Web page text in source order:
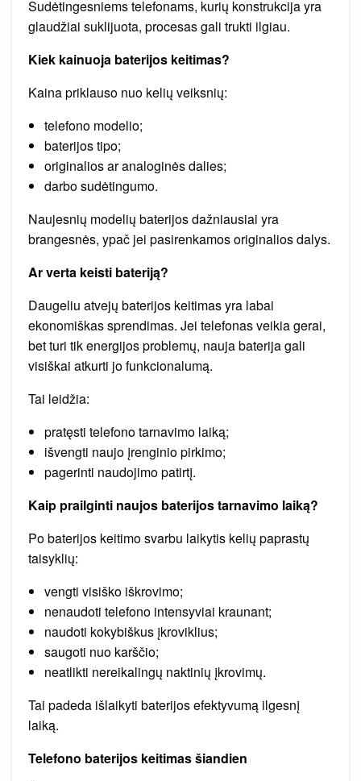
Sudėtingesniems telefonams, kurių konstrukcija yra
glaudžiai suklijuota, procesas gali trukti ilgiau.
Kiek kainuoja baterijos keitimas?
Kaina priklauso nuo kelių veiksnių:
telefono modelio;
baterijos tipo;
originalios ar analoginės dalies;
darbo sudėtingumo.
Naujesnių modelių baterijos dažniausiai yra
brangesnės, ypač jei pasirenkamos originalios dalys.
Ar verta keisti bateriją?
Daugeliu atvejų baterijos keitimas yra labai
ekonomiškas sprendimas. Jei telefonas veikia gerai,
bet turi tik energijos problemų, nauja baterija gali
visiškai atkurti jo funkcionalumą.
Tai leidžia:
pratęsti telefono tarnavimo laiką;
išvengti naujo įrenginio pirkimo;
pagerinti naudojimo patirtį.
Kaip prailginti naujos baterijos tarnavimo laiką?
Po baterijos keitimo svarbu laikytis kelių paprastų
taisyklių:
vengti visiško iškrovimo;
nenaudoti telefono intensyviai kraunant;
naudoti kokybiškus įkroviklius;
saugoti nuo karščio;
neatlikti nereikalingų naktinių įkrovimų.
Tai padeda išlaikyti baterijos efektyvumą ilgesnį
laiką.
Telefono baterijos keitimas šiandien